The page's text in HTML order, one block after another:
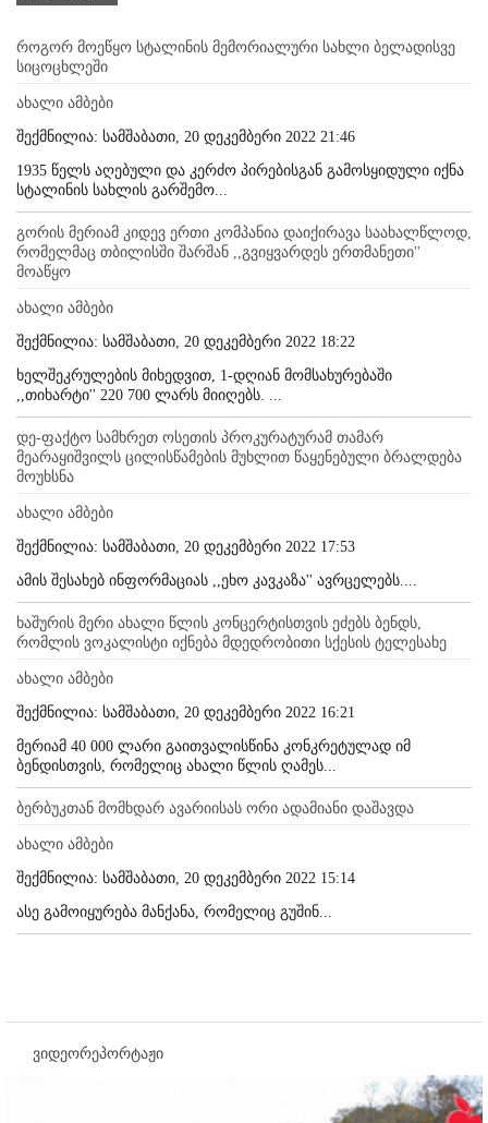
როგორ მოეწყო სტალინის მემორიალური სახლი ბელადისვე
სიცოცხლეში
ახალი ამბები
შექმნილია: სამშაბათი, 20 დეკემბერი 2022 21:46
1935 წელს აღებული და კერძო პირებისგან გამოსყიდული იქნა
სტალინის სახლის გარშემო...
გორის მერიამ კიდევ ერთი კომპანია დაიქირავა საახალწლოდ,
რომელმაც თბილისში შარშან ,,გვიყვარდეს ერთმანეთი''
მოაწყო
ახალი ამბები
შექმნილია: სამშაბათი, 20 დეკემბერი 2022 18:22
ხელშეკრულების მიხედვით, 1-დღიან მომსახურებაში
,,თიხარტი'' 220 700 ლარს მიიღებს. ...
დე-ფაქტო სამხრეთ ოსეთის პროკურატურამ თამარ
მეარაყიშვილს ცილისწამების მუხლით წაყენებული ბრალდება
მოუხსნა
ახალი ამბები
შექმნილია: სამშაბათი, 20 დეკემბერი 2022 17:53
ამის შესახებ ინფორმაციას ,,ეხო კავკაზა'' ავრცელებს....
ხაშურის მერი ახალი წლის კონცერტისთვის ეძებს ბენდს,
რომლის ვოკალისტი იქნება მდედრობითი სქესის ტელესახე
ახალი ამბები
შექმნილია: სამშაბათი, 20 დეკემბერი 2022 16:21
მერიამ 40 000 ლარი გაითვალისწინა კონკრეტულად იმ
ბენდისთვის, რომელიც ახალი წლის ღამეს...
ბერბუკთან მომხდარ ავარიისას ორი ადამიანი დაშავდა
ახალი ამბები
შექმნილია: სამშაბათი, 20 დეკემბერი 2022 15:14
ასე გამოიყურება მანქანა, რომელიც გუშინ...
ვიდეორეპორტაჟი